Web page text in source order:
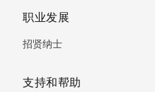
职业发展
招贤纳士
支持和帮助